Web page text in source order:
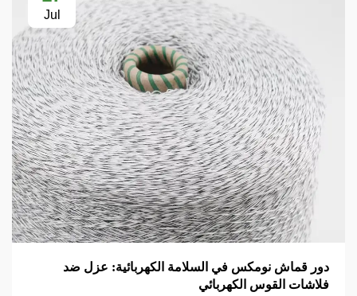
Jul
دور قماش نومكس في السلامة الكهربائية: عزل ضد
فلاشات القوس الكهربائي